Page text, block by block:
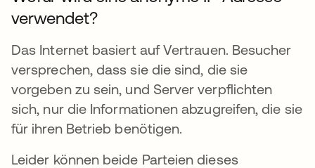
verwendet?
Das Internet basiert auf Vertrauen. Besucher
versprechen, dass sie die sind, die sie
vorgeben zu sein, und Server verpflichten
sich, nur die Informationen abzugreifen, die sie
für ihren Betrieb benötigen.
Leider können beide Parteien dieses